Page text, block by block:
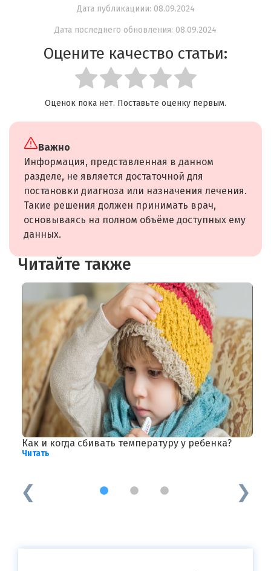
Дата публикациии: 08.09.2024
Дата последнего обновления: 08.09.2024
Оцените качество статьи:
Оценок пока нет. Поставьте оценку первым.
Важно
Информация, представленная в данном
разделе, не является достаточной для
постановки диагноза или назначения лечения.
Такие решения должен принимать врач,
основываясь на полном объёме доступных ему
данных.
Читайте также
Как и когда сбивать температуру у ребенка?
Читать
1 2 3